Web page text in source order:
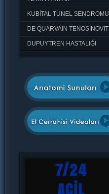
KUBİTAL TÜNEL SENDROMU
DE QUARVAIN TENOSINOVITI
DUPUYTREN HASTALIĞI